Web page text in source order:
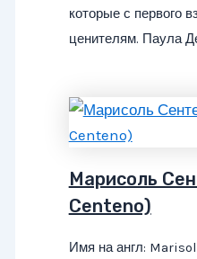
которые с первого
ценителям. Паула
Марисоль
Centeno)
Имя на англ: